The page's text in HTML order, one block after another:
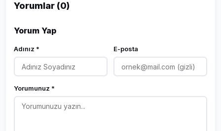
Yorumlar (0)
Yorum Yap
Adınız * E-posta
Yorumunuz *